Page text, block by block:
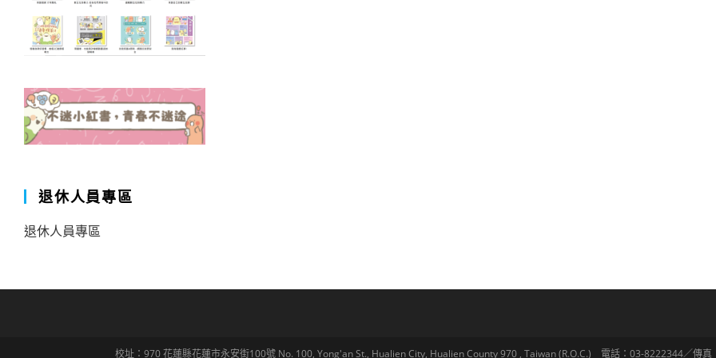
退休人員專區
退休人員專區
校址：970 花蓮縣花蓮市永安街100號 No. 100, Yong'an St., Hualien City, Hualien County 970 , Taiwan (R.O.C.) 電話：03-8222344／傳